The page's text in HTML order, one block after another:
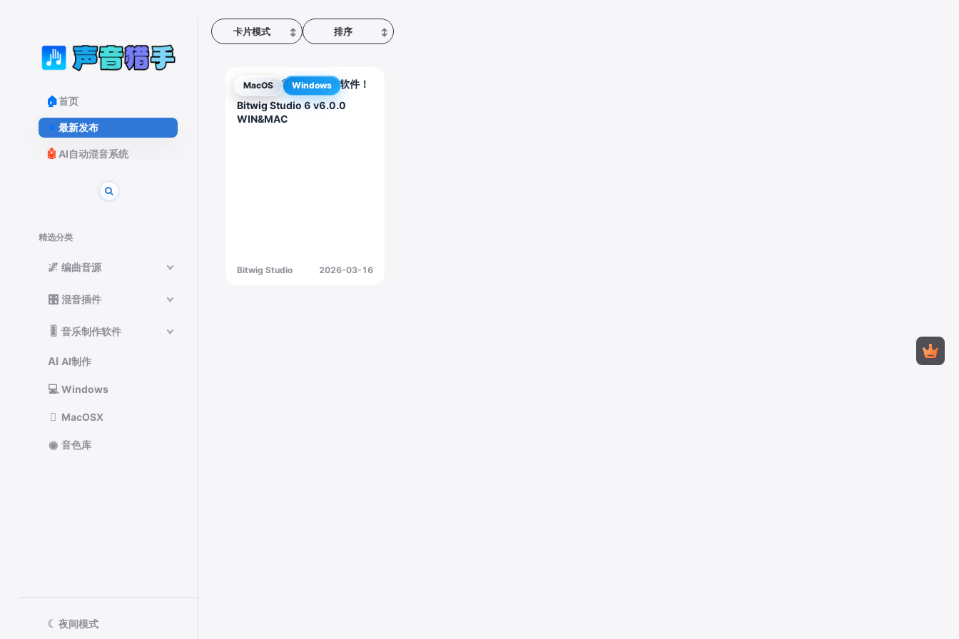
🏠首页
⭐ 最新发布
🤖 AI自动混音系统
精选分类
🌌 编曲音源
🎛️ 混音插件
🎚️ 音乐制作软件
AI AI制作
💻 Windows
 MacOSX
◉ 音色库
☾ 夜间模式
卡片模式 ↕ 排序 ↕
♪
全新电子音乐制作软件！
Bitwig Studio 6 v6.0.0
WIN&MAC
Bitwig Studio 2026-03-16
MacOS Windows